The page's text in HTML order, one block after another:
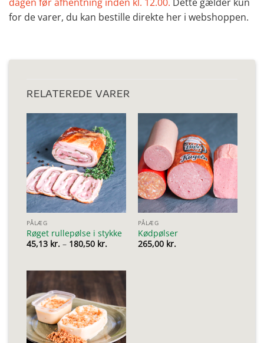
for de varer, du kan bestille direkte her i webshoppen.
RELATEREDE VARER
PÅLÆG
Røget rullepølse i stykke
45,13 kr. – 180,50 kr.Prisinterval:
PÅLÆG
Kødpølser
265,00 kr.